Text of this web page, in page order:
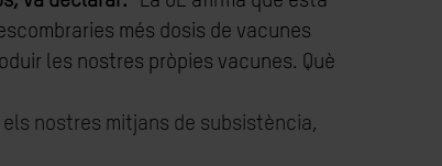
més dosis de vacunes
les nostres pròpies vacunes. Què
nostres mitjans de subsistència,